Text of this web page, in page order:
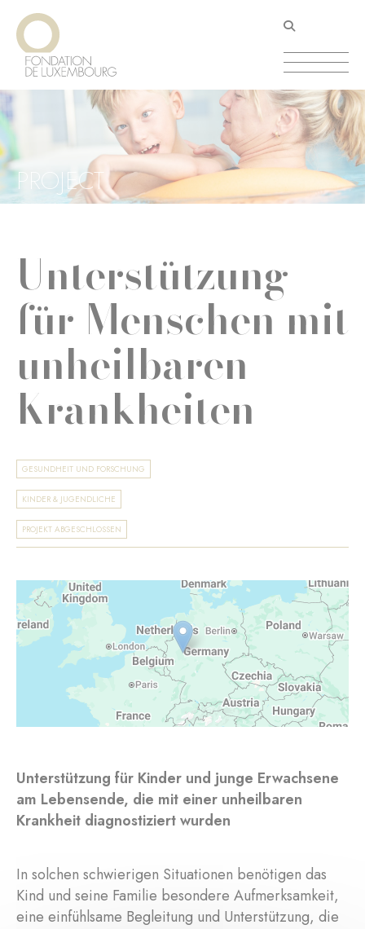
Direkt
zum
Inhalt
PROJECT
Unterstützung
für Menschen mit
unheilbaren
Krankheiten
GESUNDHEIT UND FORSCHUNG
KINDER & JUGENDLICHE
PROJEKT ABGESCHLOSSEN
Unterstützung für Kinder und junge Erwachsene
am Lebensende, die mit einer unheilbaren
Krankheit diagnostiziert wurden
In solchen schwierigen Situationen benötigen das
Kind und seine Familie besondere Aufmerksamkeit,
eine einfühlsame Begleitung und Unterstützung, die
Cookie-Einstellungen